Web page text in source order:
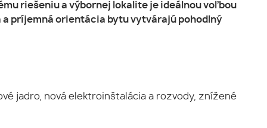
riešeniu a výbornej lokalite je ideálnou voľbou
príjemná orientácia bytu vytvárajú pohodlný
jadro, nová elektroinštalácia a rozvody, znížené